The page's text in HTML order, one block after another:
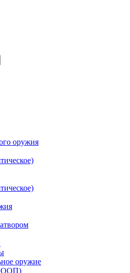
оружия
оружие